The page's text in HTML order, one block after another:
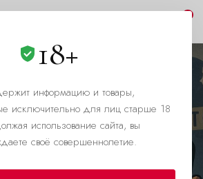
18+
информацию и товары,
исключительно для лиц старше 18
использование сайта, вы
своё совершеннолетие.
порноиндустрии
от "золотого
до эпохи